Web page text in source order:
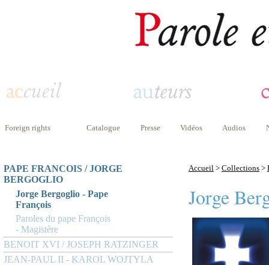
Foreign rights Catalogue Presse Vidéos Audios
PAPE FRANCOIS / JORGE
BERGOGLIO
Jorge Bergoglio - Pape
François
Paroles du pape François
- Magistère
BENOIT XVI / JOSEPH RATZINGER
JEAN-PAUL II - KAROL WOJTYLA
Accueil > Collections >
Jorge